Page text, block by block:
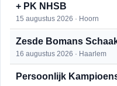
+ PK NHSB
15 augustus 2026 · Hoorn
Zesde Bomans
16 augustus 2026 · Haarlem
Persoonlijk